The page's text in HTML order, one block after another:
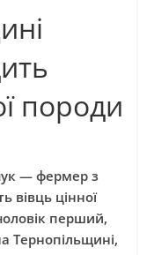
породи
— фермер з
вівць цінної
перший,
Тернопільщині,